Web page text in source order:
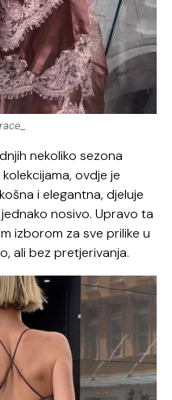
nekoliko sezona
kolekcijama, ovdje je
i elegantna, djeluje
nosivo. Upravo ta
izborom za sve prilike u
ali bez pretjerivanja.